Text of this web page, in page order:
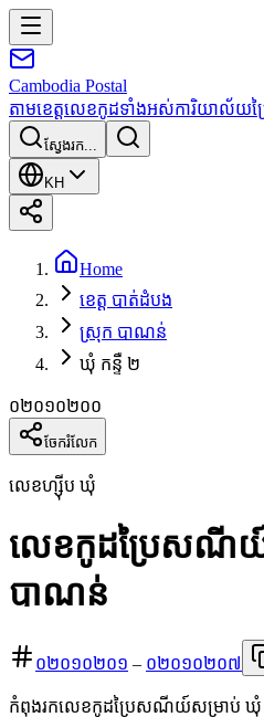
Cambodia Postal
តាមខេត្តលេខកូដទាំងអស់ការិយាល័យ
ស្វែងរក...
KH
Home
ខេត្ត បាត់ដំបង
ស្រុក បាណន់
ឃុំ កន្ទឺ ២
០២០១០២០០
ចែករំលែក
លេខហ្ស៊ីប ឃុំ
លេខកូដប្រៃសណី
បាណន់
០២០១០២០១ – ០២០១០២០៧
កំពុងរកលេខកូដប្រៃសណីយ៍សម្រាប់ ឃុំ ក